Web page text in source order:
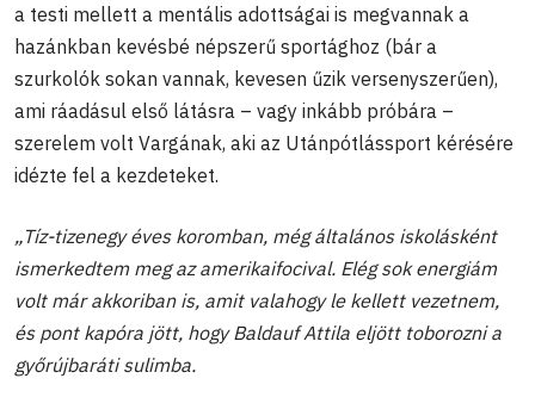
a testi mellett a mentális adottságai is megvannak a
hazánkban kevésbé népszerű sportághoz (bár a
szurkolók sokan vannak, kevesen űzik versenyszerűen),
ami ráadásul első látásra – vagy inkább próbára –
szerelem volt Vargának, aki az Utánpótlássport kérésére
idézte fel a kezdeteket.
„Tíz-tizenegy éves koromban, még általános iskolásként
ismerkedtem meg az amerikaifocival. Elég sok energiám
volt már akkoriban is, amit valahogy le kellett vezetnem,
és pont kapóra jött, hogy Baldauf Attila eljött toborozni a
győrújbaráti sulimba.